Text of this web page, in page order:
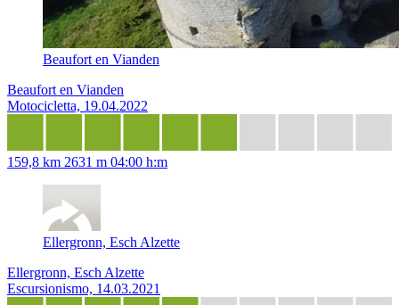
Beaufort en Vianden
Beaufort en Vianden
Motocicletta, 19.04.2022
159,8 km 2631 m 04:00 h:m
Ellergronn, Esch Alzette
Ellergronn, Esch Alzette
Escursionismo, 14.03.2021